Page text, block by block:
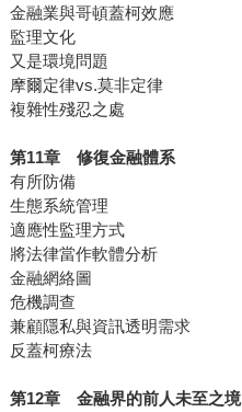
金融業與哥頓蓋柯效應
監理文化
又是環境問題
摩爾定律vs.莫非定律
複雜性殘忍之處
第11章 修復金融體系
有所防備
生態系統管理
適應性監理方式
將法律當作軟體分析
金融網絡圖
危機調查
兼顧隱私與資訊透明需求
反蓋柯療法
第12章 金融界的前人未至之境